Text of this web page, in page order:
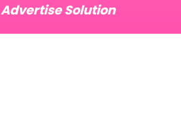
Advertise Solution